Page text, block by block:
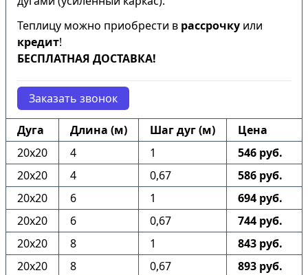
Теплицу можно приобрести в рассрочку или
кредит!
БЕСПЛАТНАЯ ДОСТАВКА!
Заказать звонок
Дуга Длина (м) Шаг дуг (м)
Цена
20х20
4 1
546 руб.
20х20
4 0,67
586 руб.
20х20
6 1
694 руб.
20х20
6 0,67
744 руб.
20х20
8 1
843 руб.
20х20
8 0,67
893 руб.